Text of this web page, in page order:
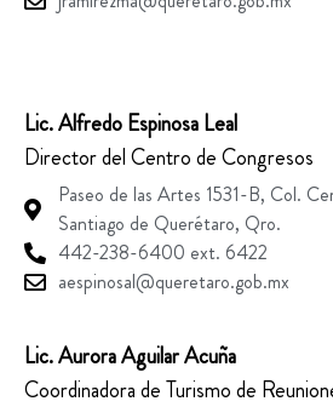
Lic. Alfredo Espinosa Leal
Director del Centro de Congresos
Paseo de las Artes 1531-B, Col.
Santiago de Querétaro, Qro.
442-238-6400 ext. 6422
aespinosal@queretaro.gob.mx
Lic. Aurora Aguilar Acuña
Coordinadora de Turismo de